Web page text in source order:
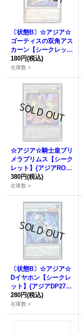
〔状態B〕☆アジア☆
ゴーティスの双角アス
カーン【シークレッ
ト】{アジアWPP4-JP
022}《シンクロ》
180円(税込)
在庫数 ×
☆アジア☆騎士皇プリ
メラプリムス【シーク
レット】{アジアROTA
-JP038}《シンクロ》
380円(税込)
在庫数 ×
〔状態B〕☆アジア☆
Dイヤホン【シークレ
ット】{アジアDP27-J
P004}《シンクロ》
280円(税込)
在庫数 ×